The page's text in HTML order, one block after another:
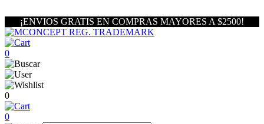
¡ENVIOS GRATIS EN COMPRAS MAYORES A $2500!
0
0
0